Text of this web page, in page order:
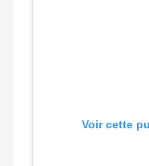
Voir cette